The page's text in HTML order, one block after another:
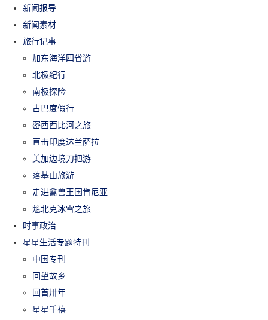
新闻报导
新闻素材
旅行记事
加东海洋四省游
北极纪行
南极探险
古巴度假行
密西西比河之旅
直击印度达兰萨拉
美加边境刀把游
落基山旅游
走进禽兽王国肯尼亚
魁北克冰雪之旅
时事政治
星星生活专题特刊
中国专刊
回望故乡
回首卅年
星星千禧